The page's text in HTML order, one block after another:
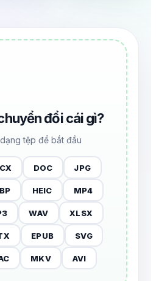
đổi cái gì?
tệp để bắt đầu
DOC JPG
HEIC MP4
WAV XLSX
EPUB SVG
MKV AVI